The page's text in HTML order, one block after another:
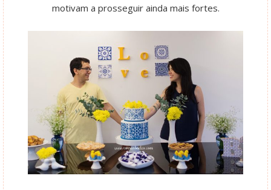
motivam a prosseguir ainda mais fortes.